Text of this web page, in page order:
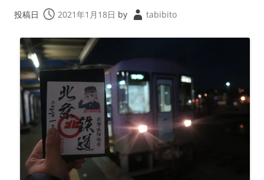
投稿日 2021年1月18日 by tabibito